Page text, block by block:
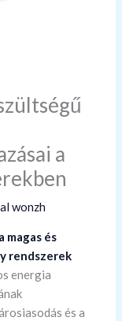
a
wonzh
a magas és
rendszerek
energia
és a